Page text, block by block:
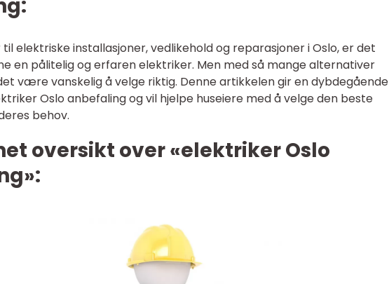
elektriske installasjoner, vedlikehold og reparasjoner i Oslo, er det
en pålitelig og erfaren elektriker. Men med så mange alternativer
være vanskelig å velge riktig. Denne artikkelen gir en dybdegående
Oslo anbefaling og vil hjelpe huseiere med å velge den beste
behov.
oversikt over «elektriker Oslo